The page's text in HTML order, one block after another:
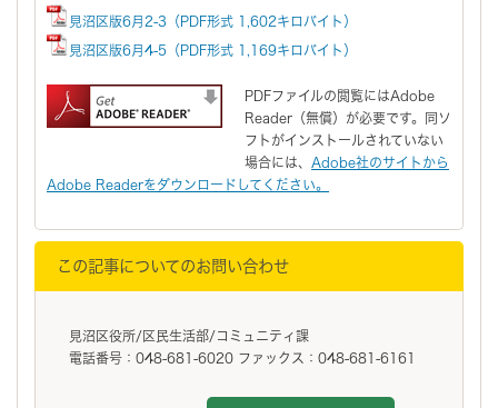
見沼区版6月2-3（PDF形式 1,602キロバイト）
見沼区版6月4-5（PDF形式 1,169キロバイト）
PDFファイルの閲覧にはAdobe
Reader（無償）が必要です。同ソ
フトがインストールされていない
場合には、 Adobe社のサイトから
Adobe Readerをダウンロードしてください。
この記事についてのお問い合わせ
見沼区役所/区民生活部/コミュニティ課
電話番号：048-681-6020 ファックス：048-681-6161